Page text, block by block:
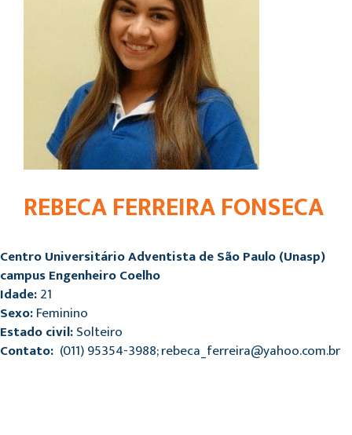
REBECA FERREIRA FONSECA
Centro Universitário Adventista de São Paulo (Unasp)
campus Engenheiro Coelho
Idade:21
Sexo:Feminino
Estado civil:Solteiro
Contato: (011) 95354-3988; rebeca_ferreira@yahoo.com.br